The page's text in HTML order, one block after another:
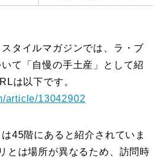
タイルマガジンでは、ラ・ブ
て「自慢の手土産」として紹
は以下です。
article/13042902
45階にあると紹介されていま
とは場所が異なるため、訪問時